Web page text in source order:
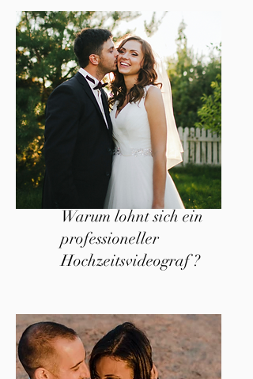
Warum lohnt sich ein
professioneller
Hochzeitsvideograf ?